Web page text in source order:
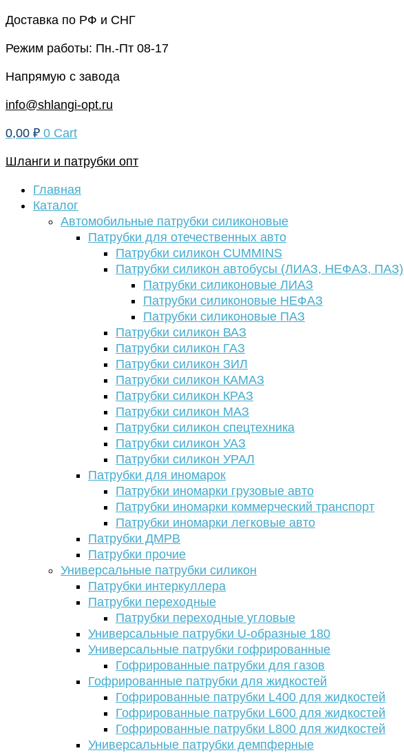
Перейти
содержимому
Доставка по РФ и СНГ
Режим работы: Пн.-Пт 08-17
Напрямую с завода
info@shlangi-opt.ru
0,00 ₽ 0 Cart
Шланги и патрубки опт
Главная
Каталог
Автомобильные патрубки силиконовые
Патрубки для отечественных авто
Патрубки силикон CUMMINS
Патрубки силикон автобусы (ЛИАЗ, НЕФАЗ, ПАЗ)
Патрубки силиконовые ЛИАЗ
Патрубки силиконовые НЕФАЗ
Патрубки силиконовые ПАЗ
Патрубки силикон ВАЗ
Патрубки силикон ГАЗ
Патрубки силикон ЗИЛ
Патрубки силикон КАМАЗ
Патрубки силикон КРАЗ
Патрубки силикон МАЗ
Патрубки силикон спецтехника
Патрубки силикон УАЗ
Патрубки силикон УРАЛ
Патрубки для иномарок
Патрубки иномарки грузовые авто
Патрубки иномарки коммерческий транспорт
Патрубки иномарки легковые авто
Патрубки ДМРВ
Патрубки прочие
Универсальные патрубки силикон
Патрубки интеркуллера
Патрубки переходные
Патрубки переходные угловые
Универсальные патрубки U-образные 180
Универсальные патрубки гофрированные
Гофрированные патрубки для газов
Гофрированные патрубки для жидкостей
Гофрированные патрубки L400 для жидкостей
Гофрированные патрубки L600 для жидкостей
Гофрированные патрубки L800 для жидкостей
Универсальные патрубки демпферные